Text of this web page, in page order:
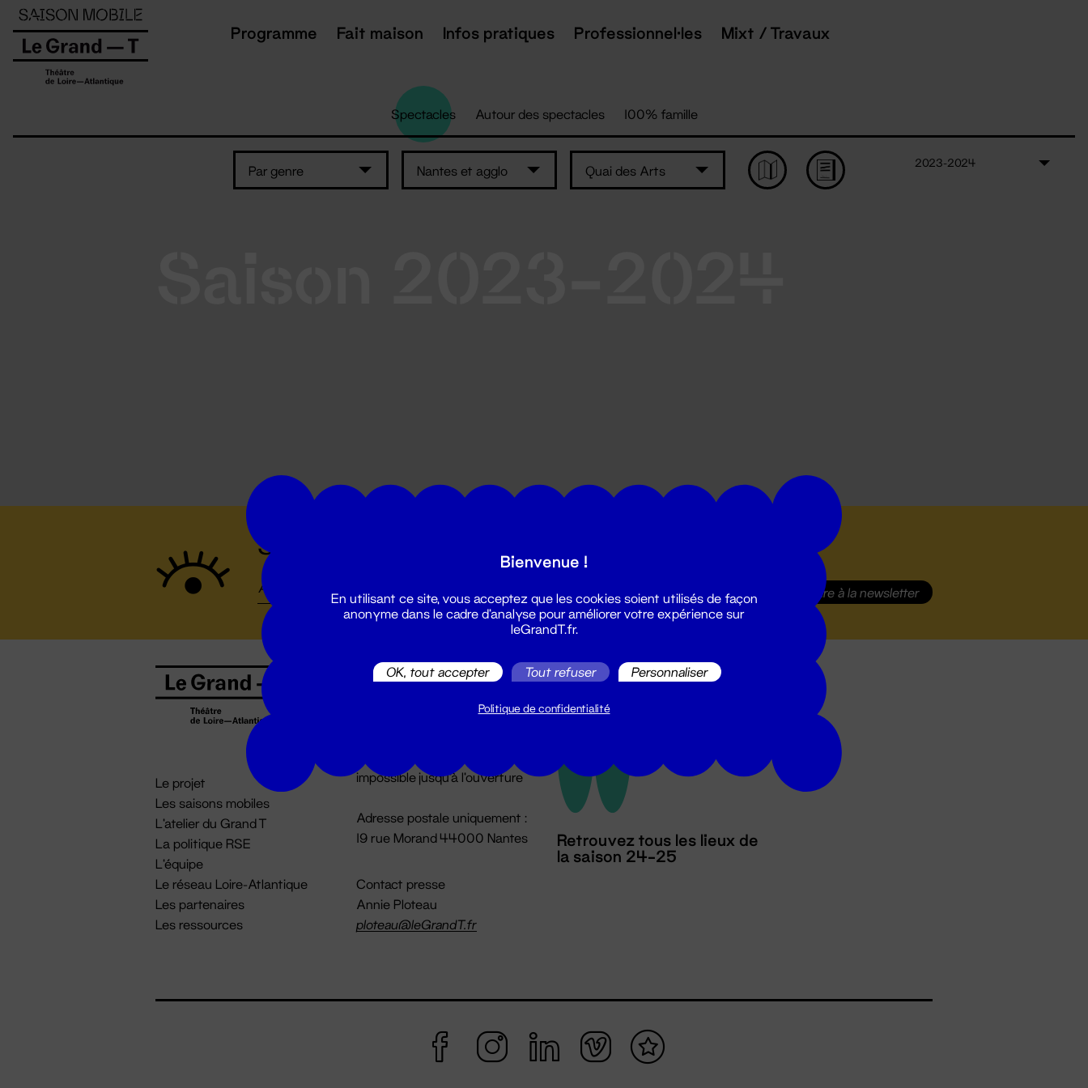
Programme Fait maison Infos pratiques Professionnel·les Mixt / Travaux
Spectacles Autour des spectacles 100% famille
Par genre Nantes et agglo Quai des Arts
2023-2024
Suivez toutes les actualités du Grand T :
S'inscrire à la newsletter
Le projet
Les saisons mobiles
L'atelier du Grand T
La politique RSE
L'équipe
Le réseau Loire-Atlantique
Les partenaires
Les ressources
Billetterie
billetterie@leGrandT.fr
impossible jusqu'à l'ouverture
Adresse postale uniquement :
19 rue Morand 44000 Nantes
Contact presse
Annie Ploteau
ploteau@leGrandT.fr
Retrouvez tous les lieux de
la saison 24-25
Panneau de gestion des cookies
Bienvenue !
En utilisant ce site, vous acceptez que les cookies soient utilisés de façon
anonyme dans le cadre d'analyse pour améliorer votre expérience sur
leGrandT.fr.
OK, tout accepter Tout refuser Personnaliser
Politique de confidentialité